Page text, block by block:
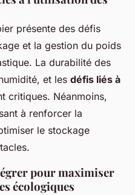
présente des défis
et la gestion du poids
La durabilité des
et les défis liés à
critiques. Néanmoins,
à renforcer la
le stockage
pour maximiser
écologiques